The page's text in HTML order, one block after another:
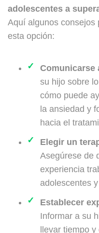
adolescentes a
Aquí algunos consejos
esta opción:
Comunicarse
su hijo sobre
cómo puede
la ansiedad y
hacia el
Elegir un
Asegúrese de
experiencia
adolescentes
Establecer
Informar a su
llevar tiempo